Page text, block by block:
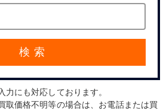
検 索
にも対応しております。
取価格不明等の場合は、お電話または買